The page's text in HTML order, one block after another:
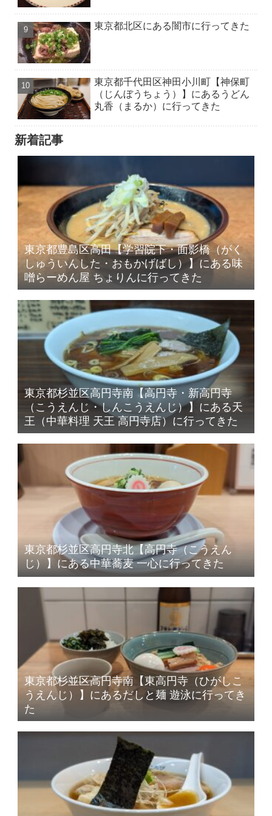
東京都北区にある闇市に行ってきた
東京都千代田区神田小川町【神保町
（じんぼうちょう）】にあるうどん
丸香（まるか）に行ってきた
新着記事
東京都豊島区高田【学習院下・面影橋（がく
しゅういんした・おもかげばし）】にある味
噌らーめん屋 ちょりんに行ってきた
東京都杉並区高円寺南【高円寺・新高円寺
（こうえんじ・しんこうえんじ）】にある天
王（中華料理 天王 高円寺店）に行ってきた
東京都杉並区高円寺北【高円寺（こうえん
じ）】にある中華蕎麦 一心に行ってきた
東京都杉並区高円寺南【東高円寺（ひがしこ
うえんじ）】にあるだしと麺 遊泳に行ってき
た